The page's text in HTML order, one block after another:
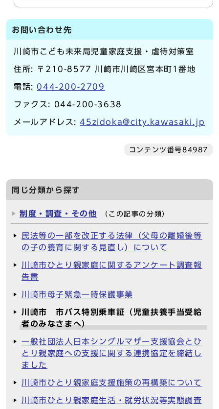
お問い合わせ先
川崎市こども未来局児童家庭支援・虐待対策室
住所: 〒210-8577 川崎市川崎区宮本町1番地
電話: 044-200-2709
ファクス: 044-200-3638
メールアドレス:45zidoka@city.kawasaki.jp
コンテンツ番号84987
同じ分類から探す
制度・調査・その他 （この記事の分類）
民法等の一部を改正する法律（父母の離婚後等
の子の養育に関する見直し）について
川崎市ひとり親家庭に関するアンケート調査報
告書
川崎市母子緊急一時保護事業
川崎市 市バス特別乗車証（児童扶養手当受給
者のみなさまへ）
一般社団法人日本シングルマザー支援協会とひ
とり親家庭への支援に関する連携協定を締結し
ました
川崎市ひとり親家庭支援施策の再構築について
川崎市ひとり親家庭生活・就労状況等実態調査